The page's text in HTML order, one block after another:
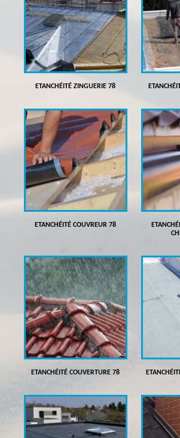
ETANCHÉITÉ ZINGUERIE 78
ETANCHÉITÉ COUVREUR 78
ETANCHÉITÉ COUVERTURE 78